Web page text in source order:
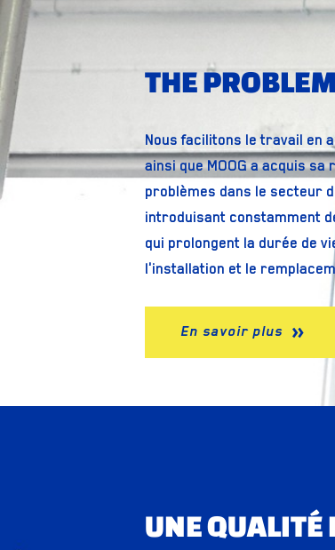
THE
Nous facilitons le travail en
ainsi que MOOG a acquis
problèmes dans le secteur
introduisant constamment
qui prolongent la durée de
l'installation et le
En savoir plus
UNE QUALITÉ